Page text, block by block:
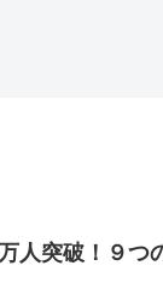
人突破！９つ